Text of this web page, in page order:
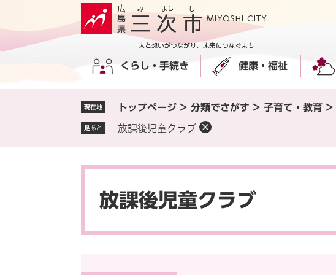
の
ー
くらし・手続き 健康・福祉
現在地 トップページ > 分類でさがす > 子育て・教育 >
足あと 放課後児童クラブ
放課後児童クラブ